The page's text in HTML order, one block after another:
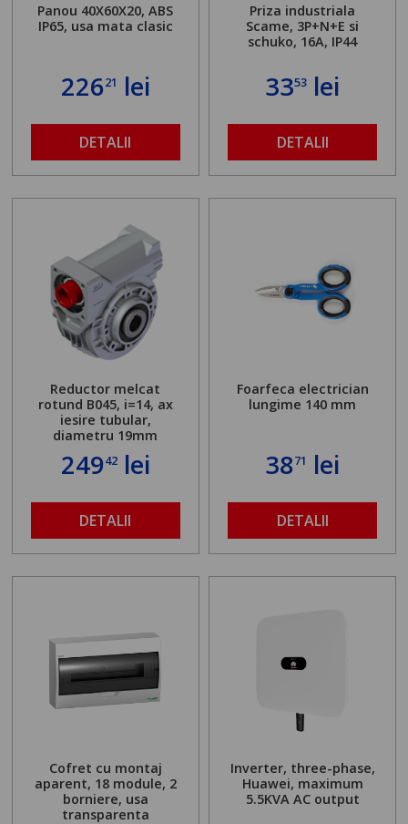
Panou 40X60X20, ABS
IP65, usa mata clasic
22621 lei
DETALII
Priza industriala
Scame, 3P+N+E si
schuko, 16A, IP44
3353 lei
DETALII
Reductor melcat
rotund B045, i=14, ax
iesire tubular,
diametru 19mm
24942lei
DETALII
Foarfeca electrician
lungime 140 mm
3871 lei
DETALII
Cofret cu montaj
aparent, 18 module, 2
borniere, usa
transparenta
Inverter, three-phase,
Huawei, maximum
5.5KVA AC output